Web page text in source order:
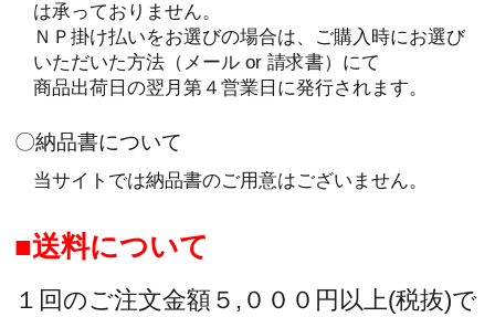
は承っておりません。
ＮＰ掛け払いをお選びの場合は、ご購入時にお選び
いただいた方法（メール or 請求書）にて
商品出荷日の翌月第４営業日に発行されます。
〇納品書について
当サイトでは納品書のご用意はございません。
送料について
１回のご注文金額５,０００円以上(税抜)で